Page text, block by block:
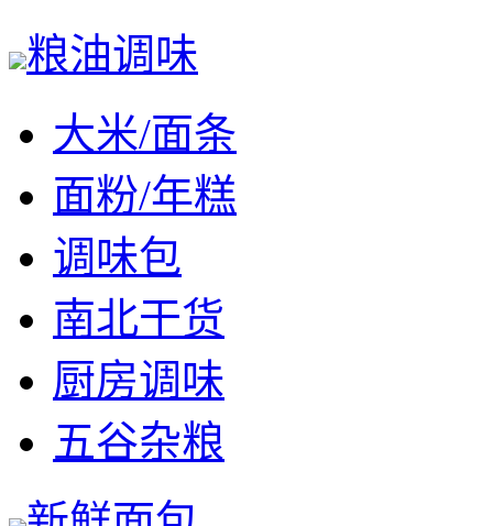
粮油调味
大米/面条
面粉/年糕
调味包
南北干货
厨房调味
五谷杂粮